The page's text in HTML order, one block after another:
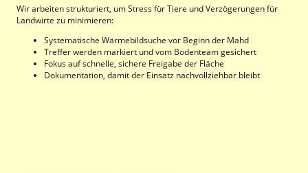
Wir arbeiten strukturiert, um Stress für Tiere und Verzögerungen für
Landwirte zu minimieren:
Systematische Wärmebildsuche vor Beginn der Mahd
Treffer werden markiert und vom Bodenteam gesichert
Fokus auf schnelle, sichere Freigabe der Fläche
Dokumentation, damit der Einsatz nachvollziehbar bleibt